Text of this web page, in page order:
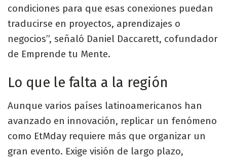
condiciones para que esas conexiones puedan
traducirse en proyectos, aprendizajes o
negocios”, señaló Daniel Daccarett, cofundador
de Emprende tu Mente.
Lo que le falta a la región
Aunque varios países latinoamericanos han
avanzado en innovación, replicar un fenómeno
como EtMday requiere más que organizar un
gran evento. Exige visión de largo plazo,